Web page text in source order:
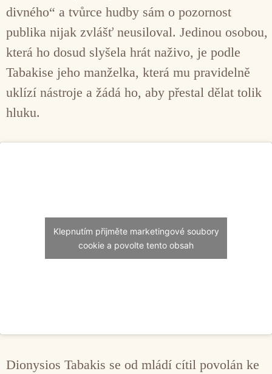
divného“ a tvůrce hudby sám o pozornost
publika nijak zvlášť neusiloval. Jedinou osobou,
která ho dosud slyšela hrát naživo, je podle
Tabakise jeho manželka, která mu pravidelně
uklízí nástroje a žádá ho, aby přestal dělat tolik
hluku.
Klepnutím přijměte marketingové soubory
cookie a povolte tento obsah
Dionysios Tabakis se od mládí cítil povolán ke